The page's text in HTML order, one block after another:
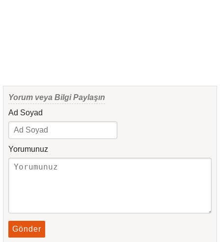
Yorum veya Bilgi Paylaşın
Ad Soyad
Yorumunuz
Gönder